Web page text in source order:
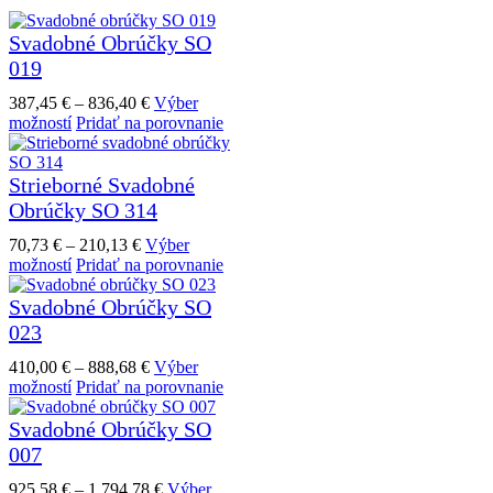
Svadobné Obrúčky SO
019
387,45 € – 836,40 €Price
range:
387,45 €
836,40 €
Výber
možností Tento
produkt
viacero
variantov.
Možnosti
si
môžete
vybrať
na
stránke
Pridať na porovnanie
Strieborné Svadobné
Obrúčky SO 314
70,73 € – 210,13 €Price
range:
70,73 €
through
210,13 €
Výber
možností Tento
produkt
má
viacero
Možnosti
si
môžete
vybrať
na
produktu.
Pridať na porovnanie
Svadobné Obrúčky SO
023
410,00 € – 888,68 €Price
range:
410,00 €
through
888,68 €
Výber
možností Tento
produkt
má
viacero
Možnosti
Pridať na porovnanie
Svadobné Obrúčky SO
007
Price